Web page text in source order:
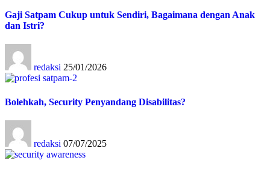
Gaji Satpam Cukup untuk Sendiri, Bagaimana dengan Anak
dan Istri?
redaksi 25/01/2026
Bolehkah, Security Penyandang Disabilitas?
redaksi 07/07/2025